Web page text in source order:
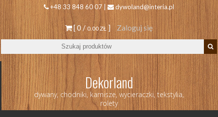
+48 33 848 60 07 | dywoland@interia.pl
[ 0 /0.00 ZŁ ] Zaloguj się
Dekorland
dywany, chodniki, karnisze, wycieraczki, tekstylia,
rolety